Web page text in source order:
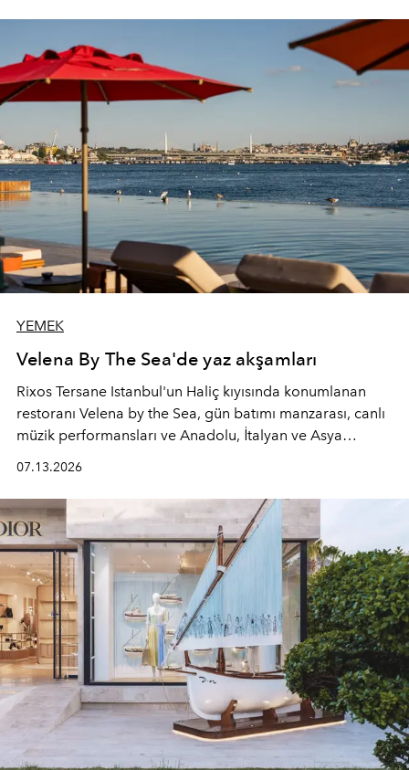
(savoir-faire) buluşan parçalara dönüştürmek.
YEMEK
Velena By The Sea'de yaz akşamları
Rixos Tersane Istanbul'un Haliç kıyısında konumlanan
restoranı Velena by the Sea, gün batımı manzarası, canlı
müzik performansları ve Anadolu, İtalyan ve Asya
devam ediyor.
07.13.2026